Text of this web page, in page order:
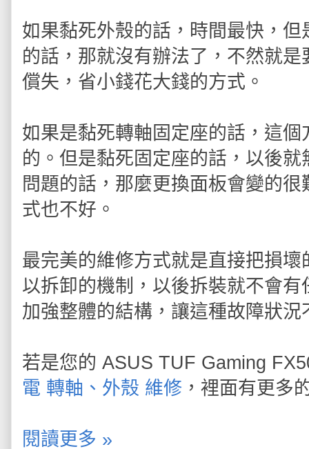
如果黏死外殼的話，時間最快，
的話，那就沒有辦法了，不然就
償失，省小錢花大錢的方式。
如果是黏死轉軸固定座的話，這
的。但是黏死固定座的話，以後
問題的話，那麼更換面板會變的
式也不好。
最完美的維修方式就是直接把損
以拆卸的機制，以後拆裝就不會
加強整體的結構，讓這種故障狀況
若是您的 ASUS TUF Gaming
電 轉軸、外殼 維修 ，裡面有更多
閱讀更多 »